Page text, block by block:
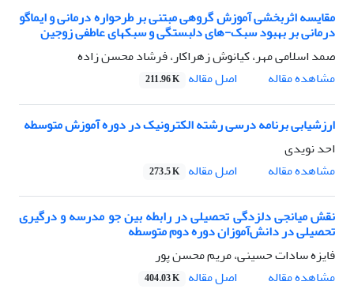
مقایسه اثربخشی آموزش گروهی مبتنی بر طرحواره درمانی و ایماگو
درمانی بر بهبود سبک-های دلبستگی و سبکهای عاطفی زوجین
صمد اسلامی مهر، کیانوش زهراکار، فرشاد محسن زاده
مشاهده مقاله
اصل مقاله 211.96 K
ارزشیابی برنامه‌ درسی رشته الکترونیک در دوره آموزش متوسطه
احد نویدی
مشاهده مقاله
اصل مقاله 273.5 K
نقش میانجی دلزدگی تحصیلی در رابطه بین جو مدرسه و درگیری
تحصیلی در دانش‌آموزان دوره دوم متوسطه
فایزه سادات حسینی، مریم محسن پور
مشاهده مقاله
اصل مقاله 404.03 K